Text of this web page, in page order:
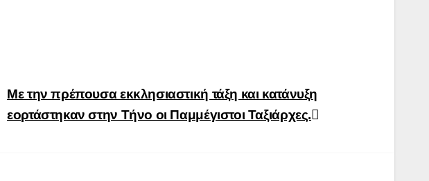
Με την πρέπουσα εκκλησιαστική τάξη και κατάνυξη
εορτάστηκαν στην Τήνο οι Παμμέγιστοι Ταξιάρχες.